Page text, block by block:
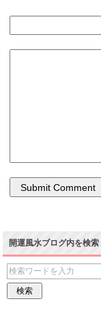
開運風水ブログ内を検索